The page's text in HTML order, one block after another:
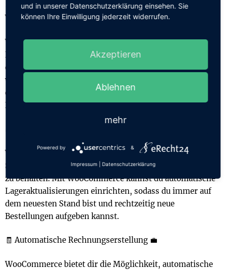
🔔 Automatische Bestellbestätigungen und
Versandbenachrichtigungen 💌
WooCommerce ermöglicht es dir, automatische
Bestellbestätigungen und Versandbenachrichtigungen
einzurichten, die direkt an deine Kunden gesendet
werden. Du kannst sogar personalisierte Nachrichten
erstellen, um deine Kunden ständig über den Status ihrer
Bestellungen zu informieren.
Wenn du eine große Anzahl von Produkten in deinem
Shop hast, kann es schwierig sein, den Bestand im Auge
zu behalten. Mit WooCommerce kannst du automatische
Lageraktualisierungen einrichten, sodass du immer auf
dem neuesten Stand bist und rechtzeitig neue
Bestellungen aufgeben kannst.
🧾 Automatische Rechnungserstellung 💼
WooCommerce bietet dir die Möglichkeit, automatische
und in unserer Datenschutzerklärung einsehen. Sie
können Ihre Einwilligung jederzeit widerrufen.
Akzeptieren
Ablehnen
mehr
Powered by &
Impressum Datenschutzerklärung